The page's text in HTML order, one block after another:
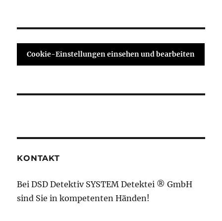
Cookie-Einstellungen einsehen und bearbeiten
KONTAKT
Bei DSD Detektiv SYSTEM Detektei ® GmbH
sind Sie in kompetenten Händen!